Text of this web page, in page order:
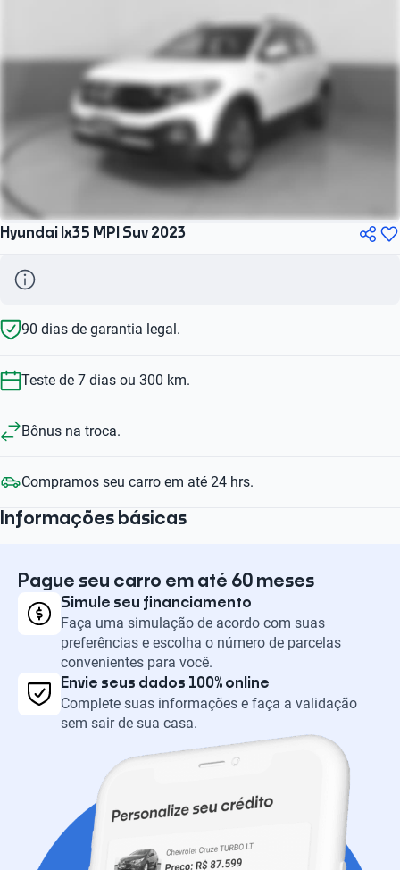
Hyundai Ix35 MPI Suv 2023
90 dias de garantia legal.
Teste de 7 dias ou 300 km.
Bônus na troca.
Compramos seu carro em até 24 hrs.
Informações básicas
Pague seu carro em até 60 meses
Simule seu financiamento
Faça uma simulação de acordo com suas
preferências e escolha o número de parcelas
convenientes para você.
Envie seus dados 100% online
Complete suas informações e faça a validação
sem sair de sua casa.